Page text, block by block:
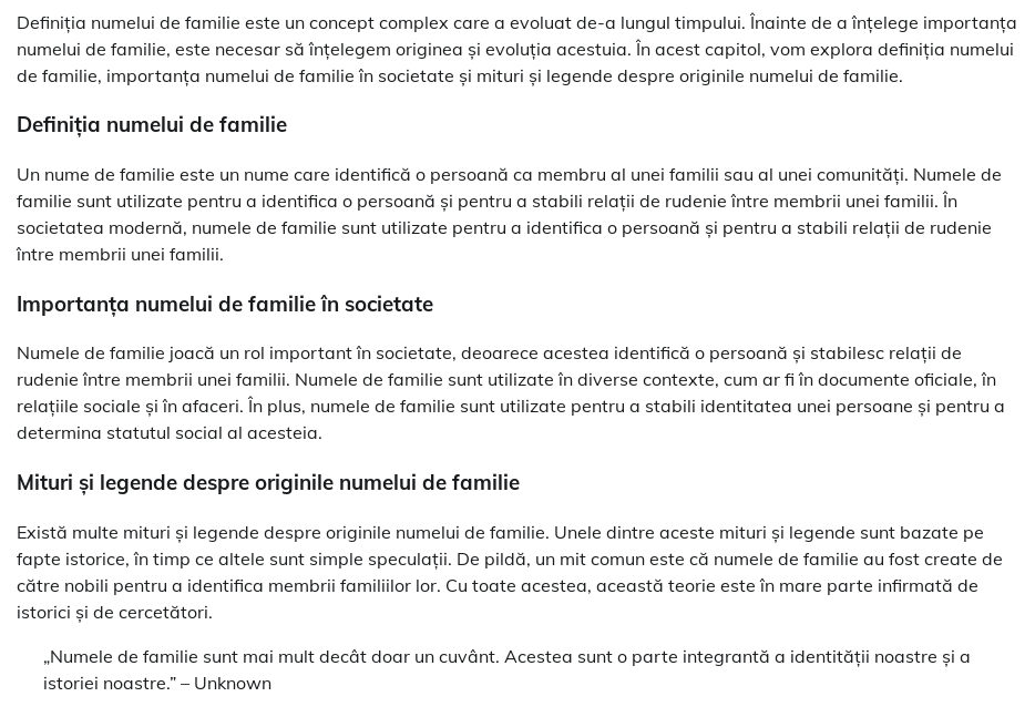
Definiția numelui de familie este un concept complex care a evoluat de-a lungul timpului. Înainte de a înțelege importanța
numelui de familie, este necesar să înțelegem originea și evoluția acestuia. În acest capitol, vom explora definiția numelui
de familie, importanța numelui de familie în societate și mituri și legende despre originile numelui de familie.
Definiția numelui de familie
Un nume de familie este un nume care identifică o persoană ca membru al unei familii sau al unei comunități. Numele de
familie sunt utilizate pentru a identifica o persoană și pentru a stabili relații de rudenie între membrii unei familii. În
societatea modernă, numele de familie sunt utilizate pentru a identifica o persoană și pentru a stabili relații de rudenie
între membrii unei familii.
Importanța numelui de familie în societate
Numele de familie joacă un rol important în societate, deoarece acestea identifică o persoană și stabilesc relații de
rudenie între membrii unei familii. Numele de familie sunt utilizate în diverse contexte, cum ar fi în documente oficiale, în
relațiile sociale și în afaceri. În plus, numele de familie sunt utilizate pentru a stabili identitatea unei persoane și pentru a
determina statutul social al acesteia.
Mituri și legende despre originile numelui de familie
Există multe mituri și legende despre originile numelui de familie. Unele dintre aceste mituri și legende sunt bazate pe
fapte istorice, în timp ce altele sunt simple speculații. De pildă, un mit comun este că numele de familie au fost create de
către nobili pentru a identifica membrii familiilor lor. Cu toate acestea, această teorie este în mare parte infirmată de
istorici și de cercetători.
„Numele de familie sunt mai mult decât doar un cuvânt. Acestea sunt o parte integrantă a identității noastre și a
istoriei noastre.” – Unknown